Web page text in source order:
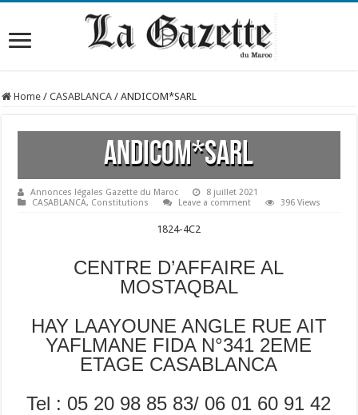
Home / CASABLANCA / ANDICOM*SARL
ANDICOM*SARL
Annonces légales Gazette du Maroc
8 juillet 2021
CASABLANCA, Constitutions Leave a comment 396 Views
1824-4C2
CENTRE D’AFFAIRE AL
MOSTAQBAL
HAY LAAYOUNE ANGLE RUE AIT
YAFLMANE FIDA N°341 2EME
ETAGE CASABLANCA
Tel : 05 20 98 85 83/ 06 01 60 91 42